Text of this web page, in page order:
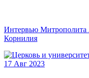
Интервью Митрополита
Корнилия
17 Авг 2023